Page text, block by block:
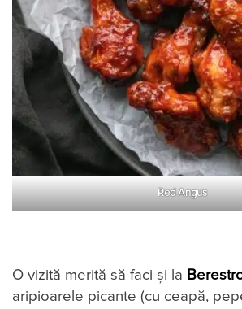
Red Angus
O vizită merită să faci și la
aripioarele picante (cu ceapă,